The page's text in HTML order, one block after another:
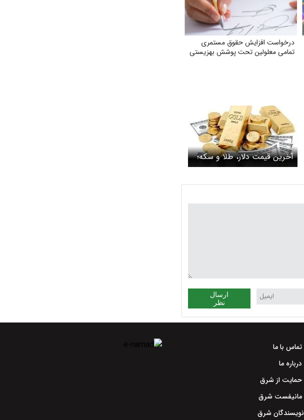
درخواست افزایش حقوق مستمری
تمامی معلولین تحت پوشش بهزیستی
آخرین قیمت دلار، طلا و سکه؛
شبانگاه یکشنبه ۳ خرداد ۱۴۰۵/
ارسال
نظر
تماس با ما
درباره ما
حمایت از شرق
مانیفست شرق
نویسندگان شرق